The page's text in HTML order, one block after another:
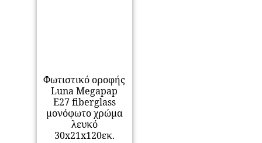
Φωτιστικό οροφής
Luna Megapap
E27 fiberglass
μονόφωτο χρώμα
λευκό
30x21x120εκ.